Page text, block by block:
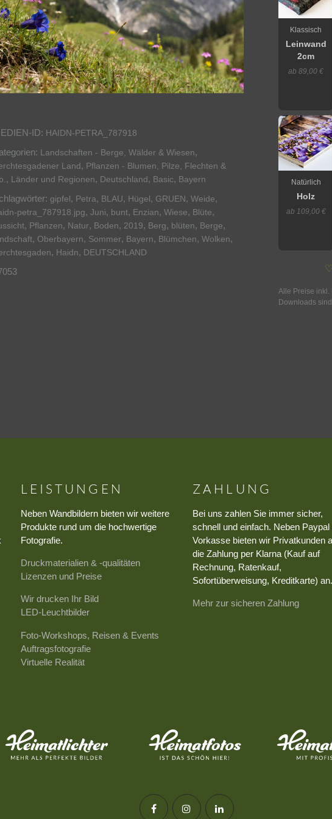
ID: HAIDN-PETRA_787918
Landschaften - Berge, Wälder & Wiesen,
Land, Pflanzen - Blumen, Pilze, Flechten &
, Länder und Regionen, Deutschland, Basic, Bayern
gipfel, Petra, BLAU, Hügel, GRUEN, Weide,
petra_787918.jpg, Juni, bunt, Enzian, Wiese, Blüte,
, Pflanzen, Natur, Boden, 2019, Berg, blüten, Berge,
, Oberbayern, Sommer, Bayern, Blümchen, Wolken,
, Haidn, DEUTSCHLAND
Klassisch
Leinwand
2cm
ab 89,00 €
Natürlich
Holz
ab 109,00 €
♡
Alle Preise inkl.
Downloads
LEISTUNGEN
Neben Wandbildern bieten wir weitere
Produkte rund um die hochwertige
Fotografie.
Druckmaterialien & -qualitäten
Lizenzen und Preise
Wir drucken Ihr Bild
LED-Leuchtbilder
Foto-Workshops, Reisen & Events
Auftragsfotografie
Virtuelle Realität
ZAHLUNG
Bei uns zahlen Sie immer sicher,
schnell und einfach. Neben Paypal
Vorkasse bieten wir Privatkunden
die Zahlung per Klarna (Kauf auf
Rechnung, Ratenkauf,
Sofortüberweisung, Kreditkarte) an.
Mehr zur sicheren Zahlung